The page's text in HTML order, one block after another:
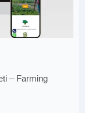
– Farming